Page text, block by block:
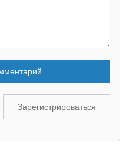
Зарегистрироваться